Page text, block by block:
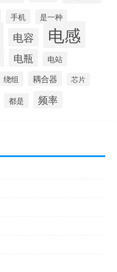
手机 是一种
电容 电感
电瓶 电站
绕组 耦合器 芯片
都是 频率